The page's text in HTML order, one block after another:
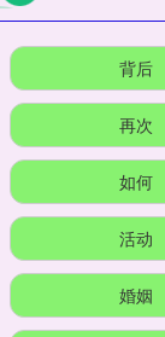
背后
再次
如何
活动
婚姻